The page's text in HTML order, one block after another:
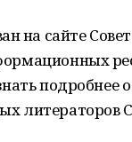
на сайте
подробнее о
литераторов